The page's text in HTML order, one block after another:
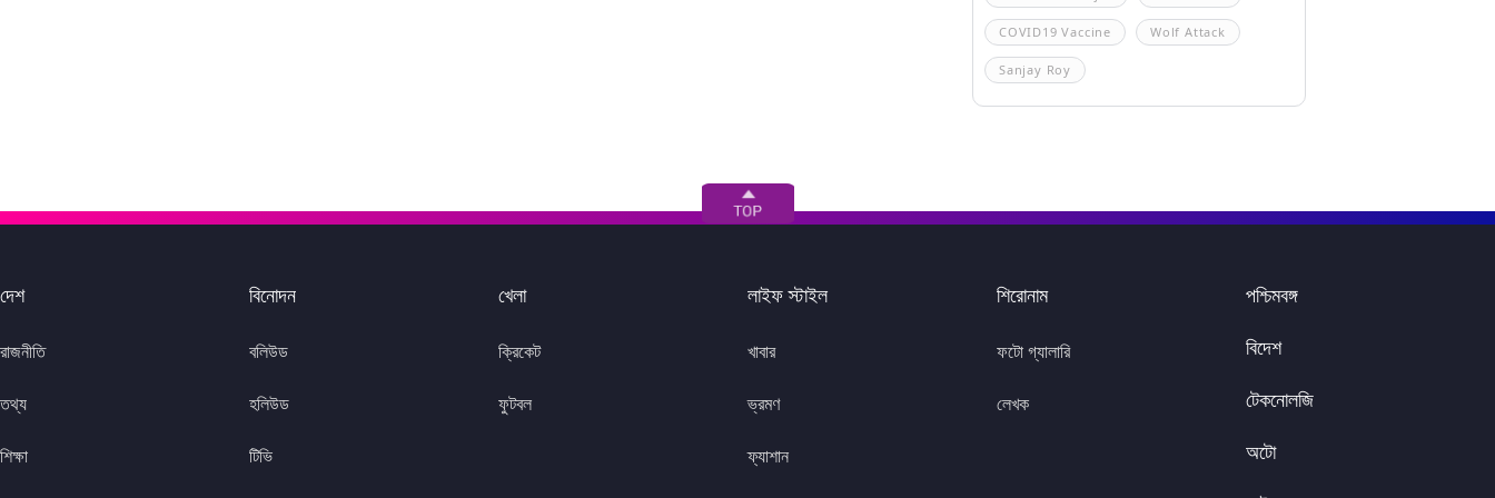
COVID19 Vaccine Wolf Attack
Sanjay Roy
দেশ
রাজনীতি
তথ্য
শিক্ষা
বিনোদন
বলিউড
হলিউড
টিভি
খেলা
ক্রিকেট
ফুটবল
লাইফ স্টাইল
খাবার
ভ্রমণ
ফ্যাশান
শিরোনাম
ফটো গ্যালারি
লেখক
পশ্চিমবঙ্গ
বিদেশ
টেকনোলজি
অটো